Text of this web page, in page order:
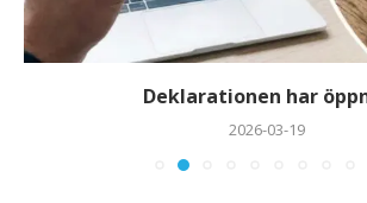
Deklarationen har
2026-03-19